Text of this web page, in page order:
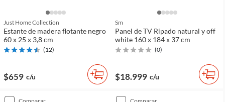
Just Home Collection
Estante de madera flotante negro
60 x 25 x 3,8 cm
(12)
$659 c/u
Sm
Panel de TV Ripado natural y off
white 160 x 184 x 37 cm
(0)
$18.999 c/u